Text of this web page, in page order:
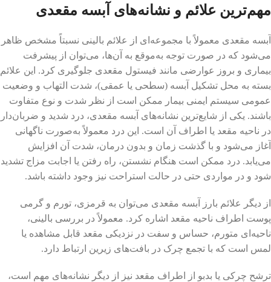
مهم‌ترین علائم و نشانه‌های آبسه مقعدی
آبسه مقعدی معمولاً با مجموعه‌ای از علائم بالینی نسبتاً مشخص ظاهر
می‌شود که در صورت توجه به‌موقع به آن‌ها، می‌توان از پیشرفت
بیماری و بروز عوارضی مانند فیستول مقعدی جلوگیری کرد. این علائم
بسته به محل تشکیل آبسه (سطحی یا عمقی)، شدت التهاب و وضعیت
عمومی سیستم ایمنی بیمار ممکن است از نظر شدت و نوع متفاوت
باشند. یکی از شایع‌ترین نشانه‌های آبسه مقعدی، درد شدید و ضربان‌دار
در ناحیه مقعد یا اطراف آن است. این درد معمولاً به‌صورت ناگهانی
آغاز می‌شود و با گذشت زمان و بدون درمان، شدت آن افزایش
می‌یابد. درد ممکن است هنگام نشستن، راه رفتن یا اجابت مزاج تشدید
شود و در مواردی حتی در حالت استراحت نیز وجود داشته باشد.
از دیگر علائم بارز آبسه مقعدی می‌توان به قرمزی، تورم و گرمی
پوست اطراف ناحیه مقعد اشاره کرد. معمولاً در بررسی بالینی،
ناحیه‌ای متورم، حساس و سفت در نزدیکی مقعد قابل مشاهده یا
لمس است که با تجمع چرک در بافت‌های زیرین ارتباط دارد.
ترشح چرکی یا بدبو از اطراف مقعد نیز از دیگر نشانه‌های مهم است،